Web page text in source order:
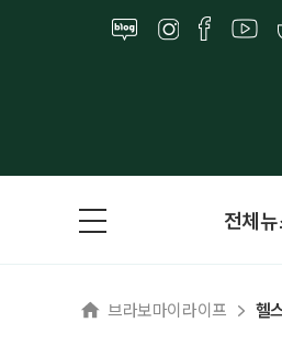
전체
브라보마이라이프 헬